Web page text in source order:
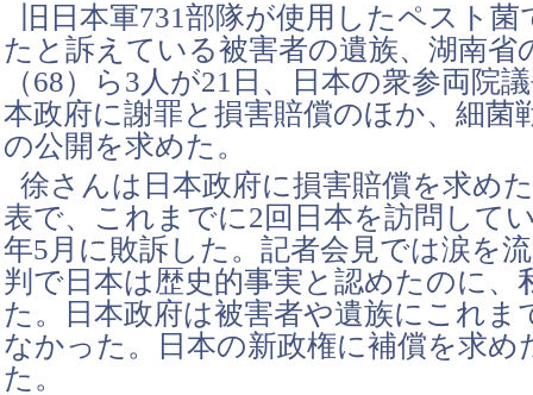
旧日本軍731部隊が使用したペスト
たと訴えている被害者の遺族、湖南省
（68）ら3人が21日、日本の衆参両院
本政府に謝罪と損害賠償のほか、細菌
の公開を求めた。
徐さんは日本政府に損害賠償を求め
表で、これまでに2回日本を訪問して
年5月に敗訴した。記者会見では涙を
判で日本は歴史的事実と認めたのに、
た。日本政府は被害者や遺族にこれま
なかった。日本の新政権に補償を求め
た。